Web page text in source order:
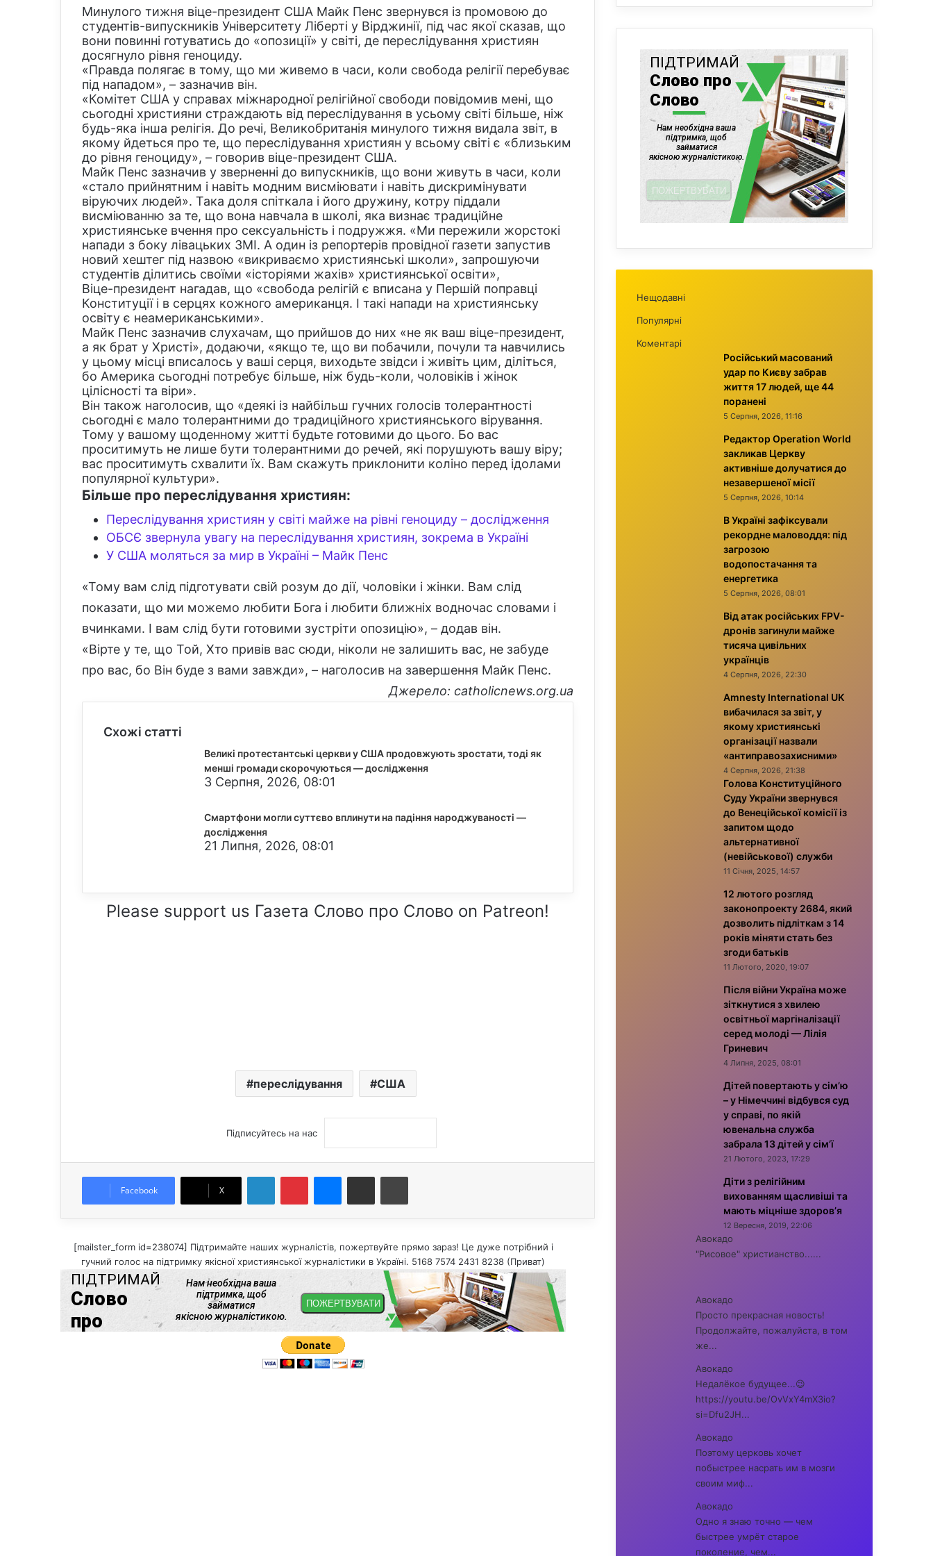
Минулого тижня віце-президент США Майк Пенс звернувся із промовою до
студентів-випускників Університету Ліберті у Вірджинії, під час якої сказав, що
вони повинні готуватись до «опозиції» у світі, де переслідування християн
досягнуло рівня геноциду.
«Правда полягає в тому, що ми живемо в часи, коли свобода релігії перебуває
під нападом», – зазначив він.
«Комітет США у справах міжнародної релігійної свободи повідомив мені, що
сьогодні християни страждають від переслідування в усьому світі більше, ніж
будь-яка інша релігія. До речі, Великобританія минулого тижня видала звіт, в
якому йдеться про те, що переслідування християн у всьому світі є «близьким
до рівня геноциду», – говорив віце-президент США.
Майк Пенс зазначив у зверненні до випускників, що вони живуть в часи, коли
«стало прийнятним і навіть модним висміювати і навіть дискримінувати
віруючих людей». Така доля спіткала і його дружину, котру піддали
висміюванню за те, що вона навчала в школі, яка визнає традиційне
християнське вчення про сексуальність і подружжя. «Ми пережили жорстокі
напади з боку лівацьких ЗМІ. А один із репортерів провідної газети запустив
новий хештег під назвою «викриваємо християнські школи», запрошуючи
студентів ділитись своїми «історіями жахів» християнської освіти»,
Віце-президент нагадав, що «свобода релігій є вписана у Першій поправці
Конституції і в серцях кожного американця. І такі напади на християнську
освіту є неамериканськими».
Майк Пенс зазначив слухачам, що прийшов до них «не як ваш віце-президент,
а як брат у Христі», додаючи, «якщо те, що ви побачили, почули та навчились
у цьому місці вписалось у ваші серця, виходьте звідси і живіть цим, діліться,
бо Америка сьогодні потребує більше, ніж будь-коли, чоловіків і жінок
цілісності та віри».
Він також наголосив, що «деякі із найбільш гучних голосів толерантності
сьогодні є мало толерантними до традиційного християнського вірування.
Тому у вашому щоденному житті будьте готовими до цього. Бо вас
проситимуть не лише бути толерантними до речей, які порушують вашу віру;
вас проситимуть схвалити їх. Вам скажуть приклонити коліно перед ідолами
популярної культури».
Більше про переслідування християн:
Переслідування християн у світі майже на рівні геноциду – дослідження
ОБСЄ звернула увагу на переслідування християн, зокрема в Україні
У США моляться за мир в Україні – Майк Пенс
«Тому вам слід підготувати свій розум до дії, чоловіки і жінки. Вам слід
показати, що ми можемо любити Бога і любити ближніх водночас словами і
вчинками. І вам слід бути готовими зустріти опозицію», – додав він.
«Вірте у те, що Той, Хто привів вас сюди, ніколи не залишить вас, не забуде
про вас, бо Він буде з вами завжди», – наголосив на завершення Майк Пенс.
Джерело: catholicnews.org.ua
Схожі статті
Великі протестантські церкви у США продовжують зростати, тоді як
менші громади скорочуються — дослідження
3 Серпня, 2026, 08:01
Смартфони могли суттєво вплинути на падіння народжуваності —
дослідження
21 Липня, 2026, 08:01
Please support us Газета Слово про Слово on Patreon!
переслідування США
Підписуйтесь на нас
Facebook X
Поділитися електронною поштою
[mailster_form id=238074] Підтримайте наших журналістів, пожертвуйте прямо зараз! Це дуже потрібний і
гучний голос на підтримку якісної християнської журналістики в Україні. 5168 7574 2431 8238 (Приват)
Нещодавні
Популярні
Коментарі
Російський масований
удар по Києву забрав
життя 17 людей, ще 44
поранені
5 Серпня, 2026, 11:16
Редактор Operation World
закликав Церкву
активніше долучатися до
незавершеної місії
5 Серпня, 2026, 10:14
В Україні зафіксували
рекордне маловоддя: під
загрозою
водопостачання та
енергетика
5 Серпня, 2026, 08:01
Від атак російських FPV-
дронів загинули майже
тисяча цивільних
українців
4 Серпня, 2026, 22:30
Amnesty International UK
вибачилася за звіт, у
якому християнські
організації назвали
«антиправозахисними»
4 Серпня, 2026, 21:38
Голова Конституційного
Суду України звернувся
до Венеційської комісії із
запитом щодо
альтернативної
(невійськової) служби
11 Січня, 2025, 14:57
12 лютого розгляд
законопроекту 2684, який
дозволить підліткам з 14
років міняти стать без
згоди батьків
11 Лютого, 2020, 19:07
Після війни Україна може
зіткнутися з хвилею
освітньої маргіналізації
серед молоді — Лілія
Гриневич
4 Липня, 2025, 08:01
Дітей повертають у сім’ю
– у Німеччині відбувся суд
у справі, по якій
ювенальна служба
забрала 13 дітей у сім’ї
21 Лютого, 2023, 17:29
Діти з релігійним
вихованням щасливіші та
мають міцніше здоров’я
12 Вересня, 2019, 22:06
Авокадо
"Рисовое" христианство......
Авокадо
Просто прекрасная новость!
Продолжайте, пожалуйста, в том
же...
Авокадо
Недалёкое будущее...😉
https://youtu.be/OvVxY4mX3io?
si=Dfu2JH...
Авокадо
Поэтому церковь хочет
побыстрее насрать им в мозги
своим миф...
Авокадо
Одно я знаю точно — чем
быстрее умрёт старое
поколение, чем...